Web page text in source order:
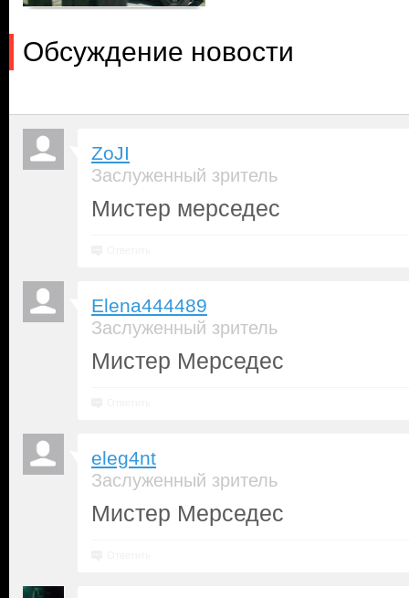
Обсуждение новости
ZoJI
Заслуженный зритель
Мистер мерседес
Elena444489
Заслуженный зритель
Мистер Мерседес
eleg4nt
Заслуженный зритель
Мистер Мерседес